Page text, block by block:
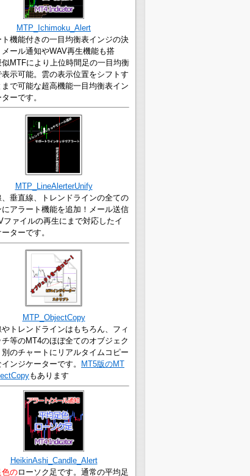
MTP_Ichimoku_Alert
ト機能付きの一目均衡表インジの決
メール通知やWAV再生機能も搭
似MTFにより上位時間足の一目均衡
示可能。雲の表示位置をシフトす
まで可能な超高機能一目均衡表イン
ーです。
MTP_LineAlerterUnify
、垂直線、トレンドラインの全ての
にアラート機能を追加！メール送信
ファイルの再生にまで対応したイ
ターです。
MTP_ObjectCopy
トレンドラインはもちろん、フィ
等のMT4のほぼ全てのオブジェク
別のチャートにリアルタイムコピー
ンジケーターです。
MT5版のMT
もあります
HeikinAshi_Candle_Alert
色のローソク足です。通常の平均足